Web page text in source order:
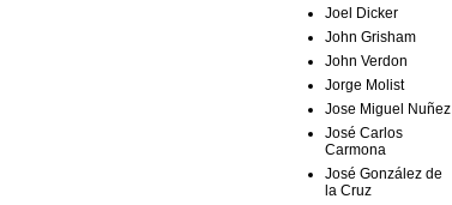
Joel Dicker
John Grisham
John Verdon
Jorge Molist
Jose Miguel Nuñez
José Carlos
Carmona
José González de
la Cruz